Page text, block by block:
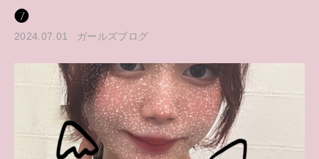
❼
2024.07.01 ガールズブログ